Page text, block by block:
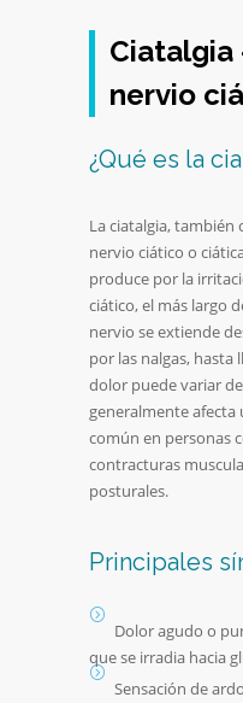
Ciatalgia
nervio
¿Qué es la
La ciatalgia,
nervio ciático o
produce por la
ciático, el más largo
nervio se extiende
por las nalgas, hasta
dolor puede variar
generalmente afecta
común en personas
contracturas
posturales.
Principales
Dolor agudo o
que se irradia hacia
Sensación de